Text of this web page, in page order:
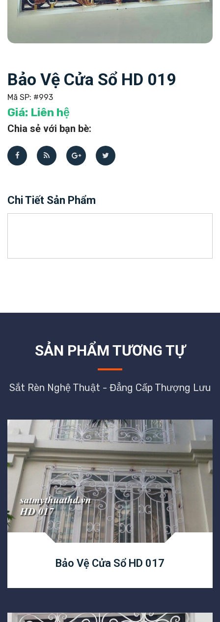
Bảo Vệ Cửa Sổ HD 019
Mã SP: #993
Giá: Liên hệ
Chia sẻ với bạn bè:
Chi Tiết Sản Phẩm
SẢN PHẨM TƯƠNG TỰ
Sắt Rèn Nghệ Thuật - Đẳng Cấp Thượng Lưu
Bảo Vệ Cửa Sổ HD 017